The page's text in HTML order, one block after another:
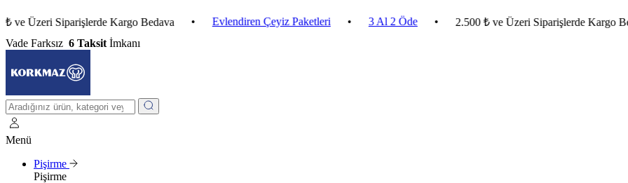
Siparişlerde Kargo Bedava • Evlendiren Çeyiz Paketleri • 3 Al 2 Öde • 2.500 ₺ ve Üzeri Siparişlerde Kargo Bedava
Vade Farksız 6 Taksit İmkanı
Menü
Pişirme
Pişirme